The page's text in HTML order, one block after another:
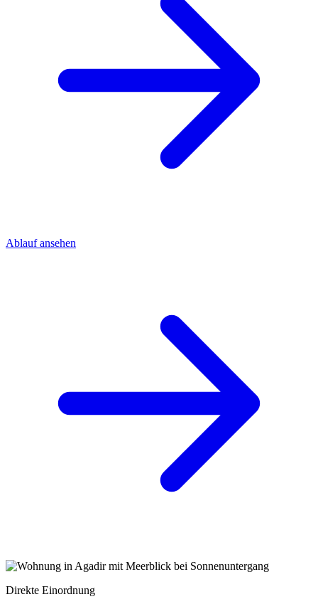
Ablauf ansehen
Direkte Einordnung